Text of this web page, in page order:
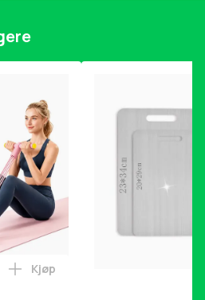
Legg Magetrener, 6-rørs
Kjøp